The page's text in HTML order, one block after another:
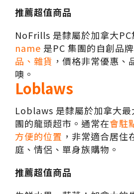
推薦超值商品
NoFrills 是隸屬於加拿大PC
name 是PC 集團的自創品
品、雜貨 ，價格非常優惠、
噢。
Loblaws
Loblaws 是隸屬於加拿大最
團的龍頭超市。通常在會駐
方便的位置 ，非常適合居住
庭、情侶、單身族購物。
推薦超值商品